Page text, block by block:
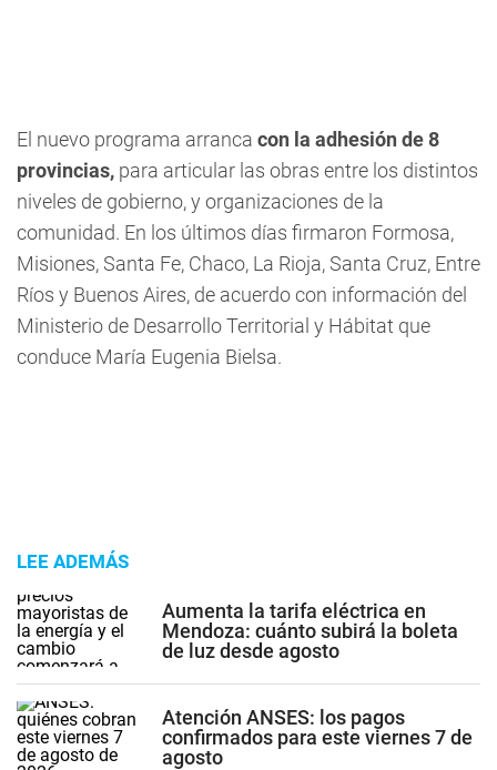
El nuevo programa arranca con la adhesión de 8
provincias, para articular las obras entre los distintos
niveles de gobierno, y organizaciones de la
comunidad. En los últimos días firmaron Formosa,
Misiones, Santa Fe, Chaco, La Rioja, Santa Cruz, Entre
Ríos y Buenos Aires, de acuerdo con información del
Ministerio de Desarrollo Territorial y Hábitat que
conduce María Eugenia Bielsa.
LEE ADEMÁS
Aumenta la tarifa eléctrica en
Mendoza: cuánto subirá la boleta
de luz desde agosto
Atención ANSES: los pagos
confirmados para este viernes 7 de
agosto